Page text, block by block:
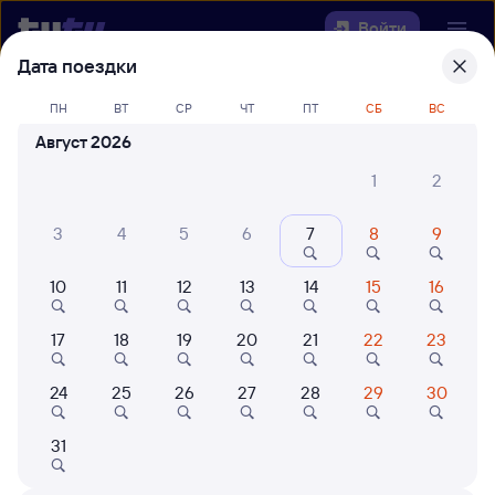
Войти
Выберите день, чтобы найтиж/д
билеты Эльтон — Артезиан
42 млн путешествуют с
Дата поездки
ПН ВТ СР ЧТ ПТ СБ ВС
Август 2026
1
2
3 4 5 6 7 8 9
10 11 12 13 14 15 16
17 18 19 20 21 22 23
24 25 26 27 28 29 30
31